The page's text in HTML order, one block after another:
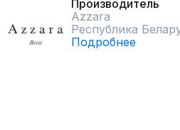
Производитель
Azzara
Республика
Подробнее